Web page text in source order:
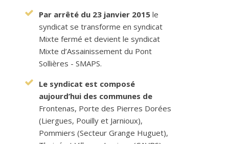
Par arrêté du 23 janvier 2015 le
syndicat se transforme en syndicat
Mixte fermé et devient le syndicat
Mixte d’Assainissement du Pont
Sollières - SMAPS.
Le syndicat est composé
aujourd’hui des communes de
Frontenas, Porte des Pierres Dorées
(Liergues, Pouilly et Jarnioux),
Pommiers (Secteur Grange Huguet),